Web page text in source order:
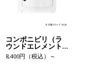
コンポニビリ（ラ
ウンドエレメント
トレイ）
8,400円（税込）～